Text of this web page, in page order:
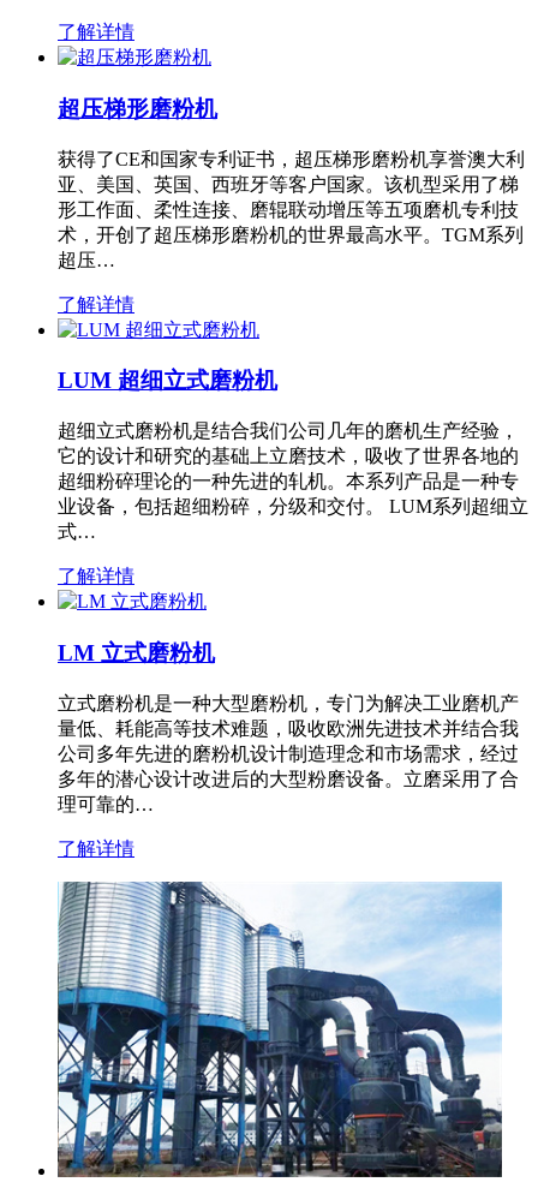
了解详情
超压梯形磨粉机
获得了CE和国家专利证书，超压梯形磨粉机享誉澳大利
亚、美国、英国、西班牙等客户国家。该机型采用了梯
形工作面、柔性连接、磨辊联动增压等五项磨机专利技
术，开创了超压梯形磨粉机的世界最高水平。TGM系列
超压…
了解详情
LUM 超细立式磨粉机
超细立式磨粉机是结合我们公司几年的磨机生产经验，
它的设计和研究的基础上立磨技术，吸收了世界各地的
超细粉碎理论的一种先进的轧机。本系列产品是一种专
业设备，包括超细粉碎，分级和交付。 LUM系列超细立
式…
了解详情
LM 立式磨粉机
立式磨粉机是一种大型磨粉机，专门为解决工业磨机产
量低、耗能高等技术难题，吸收欧洲先进技术并结合我
公司多年先进的磨粉机设计制造理念和市场需求，经过
多年的潜心设计改进后的大型粉磨设备。立磨采用了合
理可靠的…
了解详情